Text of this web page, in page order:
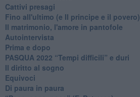
Cattivi presagi
Fino all'ultimo (e Il principe e il povero)
Il matrimonio, l'amore in pantofole
Autointervista
Prima e dopo
​PASQUA 2022 “Tempi difficili” e duri
Il diritto al sogno
Equivoci
Di paura in paura